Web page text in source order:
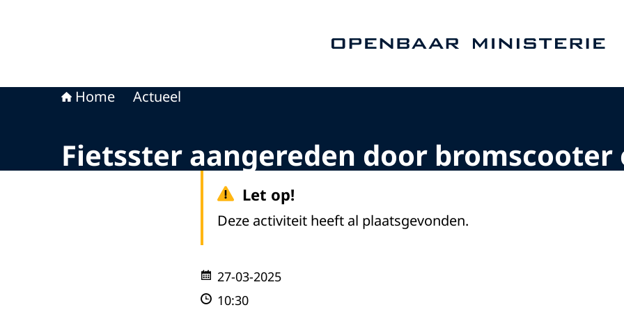
Home Actueel
Fietsster aangereden door
Let op!
Deze activiteit heeft al plaatsgevonden.
27-03-2025
10:30